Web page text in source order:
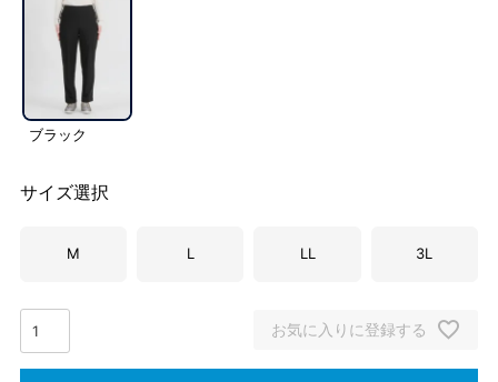
ブラック
サイズ選択
M L LL 3L
お気に入りに登録する